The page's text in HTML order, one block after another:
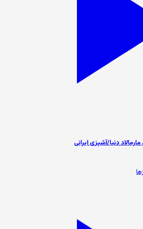
دنیا/آشپزی ایرانی